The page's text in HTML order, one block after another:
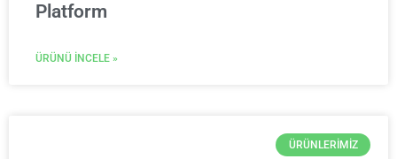
Platform
ÜRÜNÜ İNCELE »
ÜRÜNLERIMIZ